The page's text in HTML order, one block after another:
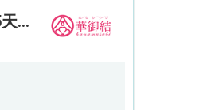
華御結早班倉務員 (5天工作週)